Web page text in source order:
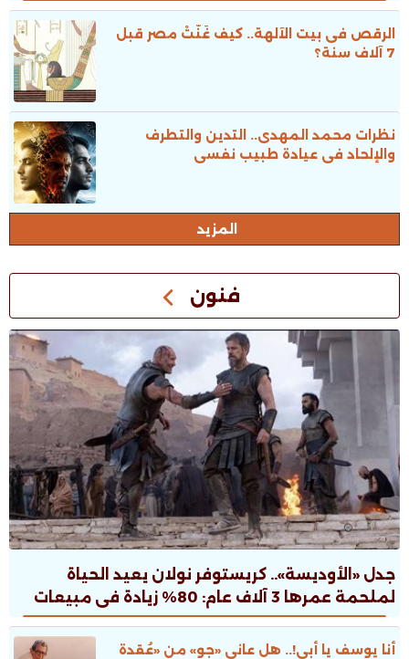
الرقص فى بيت الآلهة.. كيف غَنَّتْ مصر قبل
7 آلاف سنة؟
نظرات محمد المهدى.. التدين والتطرف
والإلحاد فى عيادة طبيب نفسى
المزيد
فنون
جدل «الأوديسة».. كريستوفر نولان يعيد الحياة
لملحمة عمرها 3 آلاف عام: 80% زيادة فى مبيعات
الطبعات.. ونقاش ثقافى صاخب
أنا يوسف يا أبى!.. هل عانى «جو» من «عُقدة